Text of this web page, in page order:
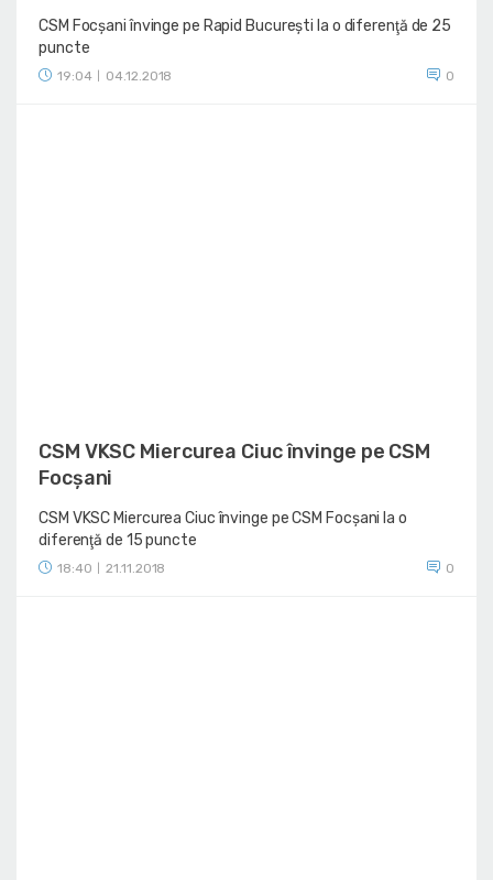
CSM Focșani învinge pe Rapid București la o diferenţă de 25
puncte
19:04 04.12.2018 0
CSM VKSC Miercurea Ciuc învinge pe CSM
Focșani
CSM VKSC Miercurea Ciuc învinge pe CSM Focșani la o
diferenţă de 15 puncte
18:40 21.11.2018 0